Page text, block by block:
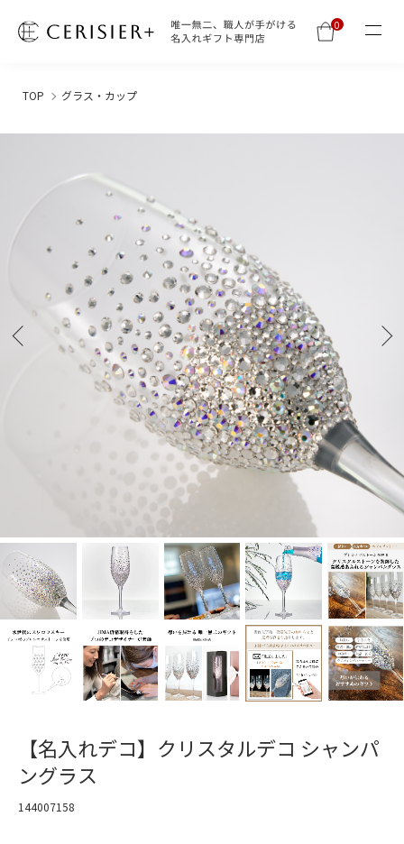
0
TOP グラス・カップ
【名入れデコ】クリスタルデコ シャンパ
ングラス
144007158